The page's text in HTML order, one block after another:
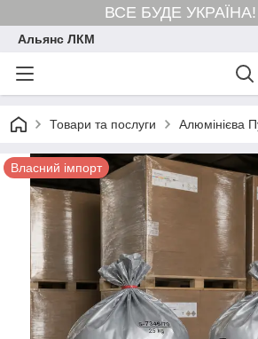
ВСЕ БУДЕ УКРАЇНА!
Альянс ЛКМ
Товари та послуги Алюмінієва
Власний імпорт